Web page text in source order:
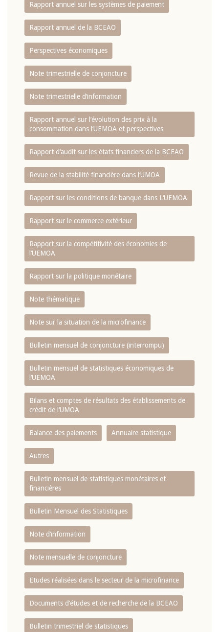
Rapport annuel sur les systèmes de paiement
Rapport annuel de la BCEAO
Perspectives économiques
Note trimestrielle de conjoncture
Note trimestrielle d‘information
Rapport annuel sur l‘évolution des prix à la
consommation dans l‘UEMOA et perspectives
Rapport d‘audit sur les états financiers de la BCEAO
Revue de la stabilité financière dans l‘UMOA
Rapport sur les conditions de banque dans L‘UEMOA
Rapport sur le commerce extérieur
Rapport sur la compétitivité des économies de
l‘UEMOA
Rapport sur la politique monétaire
Note thématique
Note sur la situation de la microfinance
Bulletin mensuel de conjoncture (interrompu)
Bulletin mensuel de statistiques économiques de
l‘UEMOA
Bilans et comptes de résultats des établissements de
crédit de l‘UMOA
Balance des paiements Annuaire statistique
Autres
Bulletin mensuel de statistiques monétaires et
financières
Bulletin Mensuel des Statistiques
Note d’information
Note mensuelle de conjoncture
Etudes réalisées dans le secteur de la microfinance
Documents d’études et de recherche de la BCEAO
Bulletin trimestriel de statistiques